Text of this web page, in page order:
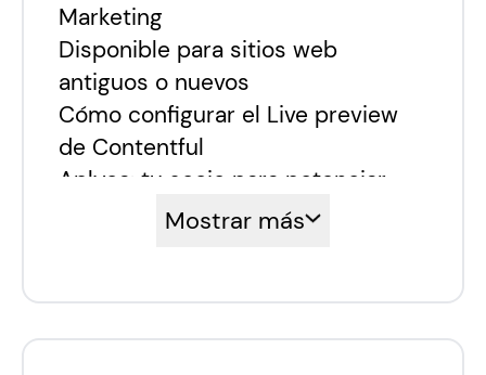
Marketing
Disponible para sitios web
antiguos o nuevos
Cómo configurar el Live preview
de Contentful
Aplyca: tu socio para potenciar
ContentfulMostrar más